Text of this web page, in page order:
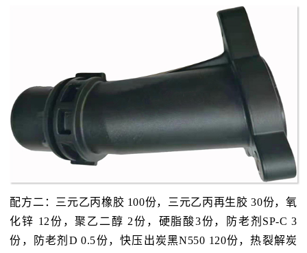
配方二：三元乙丙橡胶 100份，三元乙丙再生胶 30份，氧
化锌 12份，聚乙二醇 2份，硬脂酸3份，防老剂SP-C 3
份，防老剂D 0.5份，快压出炭黑N550 120份，热裂解炭